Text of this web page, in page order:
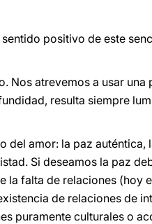
positivo de este
Nos atrevemos a usar
resulta siempre
del amor: la paz auténtica,
Si deseamos la paz
la falta de relaciones (hoy
de relaciones de
puramente culturales o